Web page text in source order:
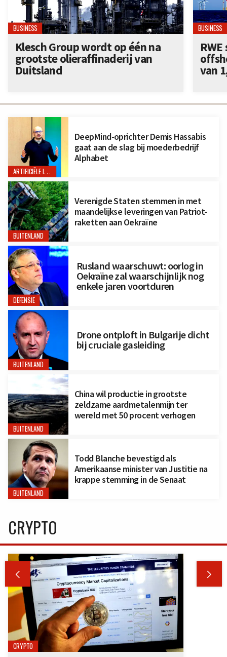
ARTIFICIËLE INTELLIGENTIE
DeepMind-oprichter Demis Hassabis
gaat aan de slag bij moederbedrijf
Alphabet
BUITENLAND
Verenigde Staten stemmen in met
maandelijkse leveringen van Patriot-
raketten aan Oekraïne
DEFENSIE
Rusland waarschuwt: oorlog in
Oekraïne zal waarschijnlijk nog
enkele jaren voortduren
BUITENLAND
Drone ontploft in Bulgarije dicht
bij cruciale gasleiding
BUITENLAND
China wil productie in grootste
zeldzame aardmetalenmijn ter
wereld met 50 procent verhogen
BUITENLAND
Todd Blanche bevestigd als
Amerikaanse minister van Justitie na
krappe stemming in de Senaat
BUSINESS
Klesch Group wordt op één na
grootste olieraffinaderij van
Duitsland
BUSINESS
van
CRYPTO
 
CRYPTO